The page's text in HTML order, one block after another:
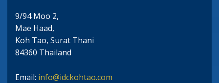
9/94 Moo 2,
Mae Haad,
Koh Tao, Surat Thani
84360 Thailand
Email: info@idckohtao.com